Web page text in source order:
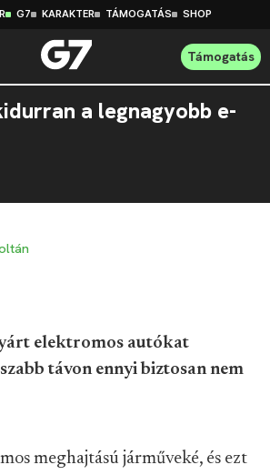
G7 KARAKTER TÁMOGATÁS SHOP
Támogatás
a legnagyobb e-
elektromos autókat
távon ennyi biztosan nem
meghajtású járműveké, és ezt